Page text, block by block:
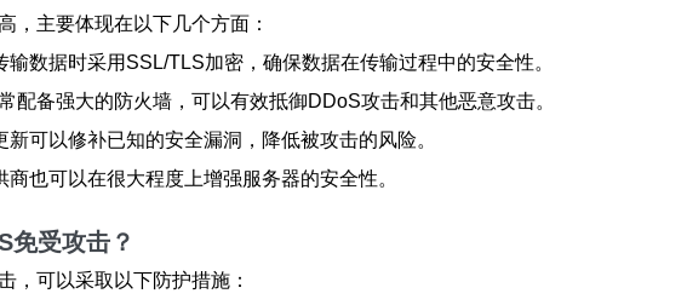
，主要体现在以下几个方面：
数据时采用SSL/TLS加密，确保数据在传输过程中的安全性。
配备强大的防火墙，可以有效抵御DDoS攻击和其他恶意攻击。
可以修补已知的安全漏洞，降低被攻击的风险。
也可以在很大程度上增强服务器的安全性。
免受攻击？
，可以采取以下防护措施：